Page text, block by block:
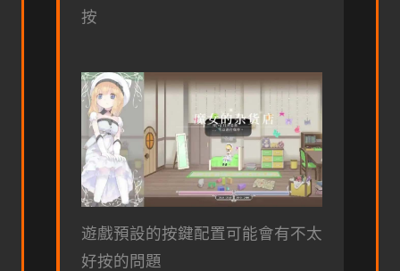
按
遊戲預設的按鍵配置可能會有不太
好按的問題